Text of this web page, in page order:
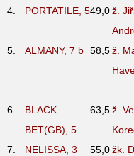
4.
PORTATILE, 549,0ž.
5.
ALMANY, 7 b 58,5ž.
6.
BLACK
BET(GB), 5
63,5ž.
7.
NELISSA, 3 55,0žk.